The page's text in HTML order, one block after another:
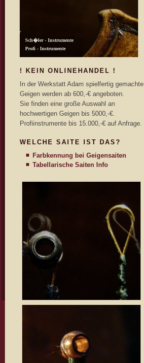
! KEIN ONLINEHANDEL !
In der Werkstatt Adam spielfertig gemachte
Geigen werden ab 600,-€ angeboten.
Sie finden eine große Auswahl an
hochwertigen Geigen bis 5000,-€.
Profiinstrumente bis 15.000,-€ auf Anfrage.
WELCHE SAITE IST DAS?
Farbkennung bei Geigensaiten
Tabellarische Saiten Info